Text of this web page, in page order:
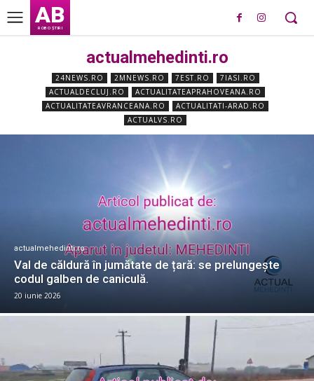
AB
ROBO ȘTIRI
actualmehedinti.ro
24NEWS.RO 2MNEWS.RO 7EST.RO
7IASI.RO
ACTUALDECLUJ.RO
ACTUALITATEAPRAHOVEANA.RO
ACTUALITATEAVRANCEANA.RO
ACTUALITATI-ARAD.RO
ACTUALVS.RO
actualmehedinti.ro
Val de căldură în jumătate de țară: se prelungește
codul galben de caniculă.
20 iunie 2026